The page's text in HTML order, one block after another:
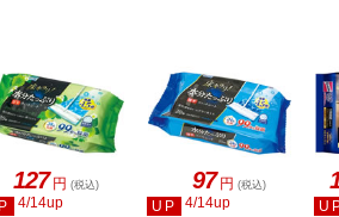
127 円 (税込)
4/14up
97 円 (税込)
UP
4/14up